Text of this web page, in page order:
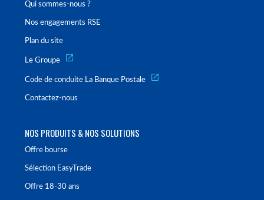
Qui sommes-nous ?
Nos engagements RSE
Plan du site
Le Groupe
Code de conduite La Banque Postale
Contactez-nous
NOS PRODUITS & NOS SOLUTIONS
Offre bourse
Sélection EasyTrade
Offre 18-30 ans